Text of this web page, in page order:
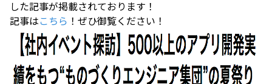
した記事が掲載されております！
記事はこちら ！ぜひ御覧ください！